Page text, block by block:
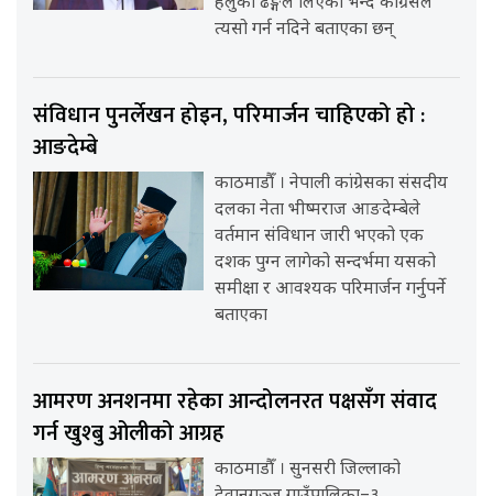
त्यसो गर्न नदिने बताएका छन्
संविधान पुनर्लेखन होइन, परिमार्जन चाहिएको हो :
आङदेम्बे
काठमाडौँ । नेपाली कांग्रेसका संसदीय
दलका नेता भीष्मराज आङदेम्बेले
वर्तमान संविधान जारी भएको एक
दशक पुग्न लागेको सन्दर्भमा यसको
समीक्षा र आवश्यक परिमार्जन गर्नुपर्ने
बताएका
आमरण अनशनमा रहेका आन्दोलनरत पक्षसँग संवाद
गर्न खुश्बु ओलीको आग्रह
काठमाडौँ । सुनसरी जिल्लाको